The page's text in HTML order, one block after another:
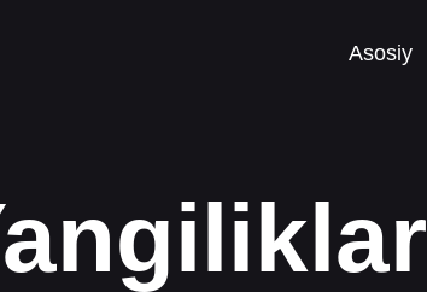
Asosiy